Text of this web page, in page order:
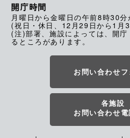
開庁時間
月曜日から金曜日の午前8時30
(祝日・休日、12月29日から1月
(注)部署、施設によっては、開
るところがあります。
お問い合わせフ
各施設
お問い合わせ